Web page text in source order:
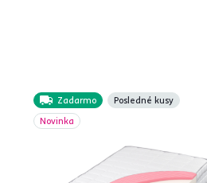
Zadarmo
Posledné kusy
Novinka